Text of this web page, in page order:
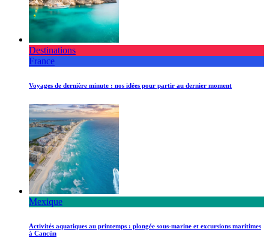
Destinations
France
Voyages de dernière minute : nos idées pour partir au dernier moment
Mexique
Activités aquatiques au printemps : plongée sous-marine et excursions maritimes
à Cancún